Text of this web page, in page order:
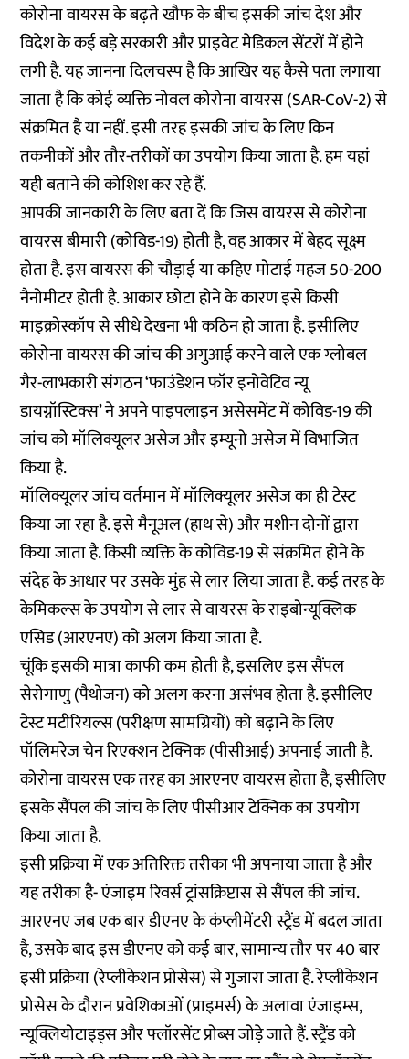
कोरोना वायरस के बढ़ते खौफ के बीच इसकी जांच देश और
विदेश के कई बड़े सरकारी और प्राइवेट मेडिकल सेंटरों में होने
लगी है. यह जानना दिलचस्प है कि आखिर यह कैसे पता लगाया
जाता है कि कोई व्यक्ति नोवल कोरोना वायरस (SAR-CoV-2) से
संक्रमित है या नहीं. इसी तरह इसकी जांच के लिए किन
तकनीकों और तौर-तरीकों का उपयोग किया जाता है. हम यहां
यही बताने की कोशिश कर रहे हैं.
आपकी जानकारी के लिए बता दें कि जिस वायरस से कोरोना
वायरस बीमारी (कोविड-19) होती है, वह आकार में बेहद सूक्ष्म
होता है. इस वायरस की चौड़ाई या कहिए मोटाई महज 50-200
नैनोमीटर होती है. आकार छोटा होने के कारण इसे किसी
माइक्रोस्कॉप से सीधे देखना भी कठिन हो जाता है. इसीलिए
कोरोना वायरस की जांच की अगुआई करने वाले एक ग्लोबल
गैर-लाभकारी संगठन ‘फाउंडेशन फॉर इनोवेटिव न्यू
डायग्नॉस्टिक्स’ ने अपने पाइपलाइन असेसमेंट में कोविड-19 की
जांच को मॉलिक्यूलर असेज और इम्यूनो असेज में विभाजित
किया है.
मॉलिक्यूलर जांच वर्तमान में मॉलिक्यूलर असेज का ही टेस्ट
किया जा रहा है. इसे मैनूअल (हाथ से) और मशीन दोनों द्वारा
किया जाता है. किसी व्यक्ति के कोविड-19 से संक्रमित होने के
संदेह के आधार पर उसके मुंह से लार लिया जाता है. कई तरह के
केमिकल्स के उपयोग से लार से वायरस के राइबोन्यूक्लिक
एसिड (आरएनए) को अलग किया जाता है.
चूंकि इसकी मात्रा काफी कम होती है, इसलिए इस सैंपल
सेरोगाणु (पैथोजन) को अलग करना असंभव होता है. इसीलिए
टेस्ट मटीरियल्स (परीक्षण सामग्रियों) को बढ़ाने के लिए
पॉलिमरेज चेन रिएक्शन टेक्निक (पीसीआई) अपनाई जाती है.
कोरोना वायरस एक तरह का आरएनए वायरस होता है, इसीलिए
इसके सैंपल की जांच के लिए पीसीआर टेक्निक का उपयोग
किया जाता है.
इसी प्रक्रिया में एक अतिरिक्त तरीका भी अपनाया जाता है और
यह तरीका है- एंजाइम रिवर्स ट्रांसक्रिप्टास से सैंपल की जांच.
आरएनए जब एक बार डीएनए के कंप्लीमेंटरी स्ट्रैंड में बदल जाता
है, उसके बाद इस डीएनए को कई बार, सामान्य तौर पर 40 बार
इसी प्रक्रिया (रेप्लीकेशन प्रोसेस) से गुजारा जाता है. रेप्लीकेशन
प्रोसेस के दौरान प्रवेशिकाओं (प्राइमर्स) के अलावा एंजाइम्स,
न्यूक्लियोटाइड्स और फ्लॉरसेंट प्रोब्स जोड़े जाते हैं. स्ट्रैंड को